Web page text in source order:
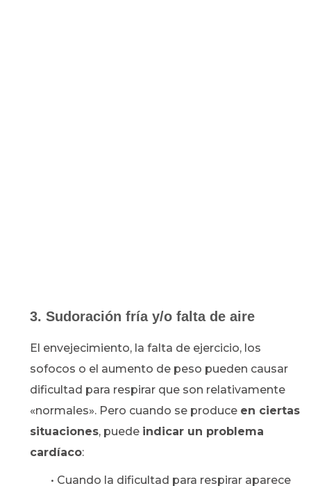
3. Sudoración fría y/o falta de aire
El envejecimiento, la falta de ejercicio, los
sofocos o el aumento de peso pueden causar
dificultad para respirar que son relativamente
«normales». Pero cuando se produce en ciertas
situaciones, puede indicar un problema
cardíaco:
• Cuando la dificultad para respirar aparece